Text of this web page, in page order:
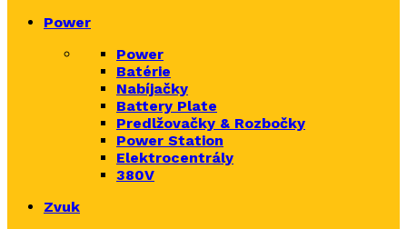
Power
Power
Batérie
Nabíjačky
Battery Plate
Predlžovačky & Rozbočky
Power Station
Elektrocentrály
380V
Zvuk